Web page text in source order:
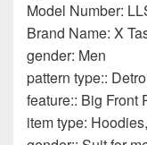
Model Number:
Brand Name: X
gender: Men
pattern type::
feature:: Big Front
item type: